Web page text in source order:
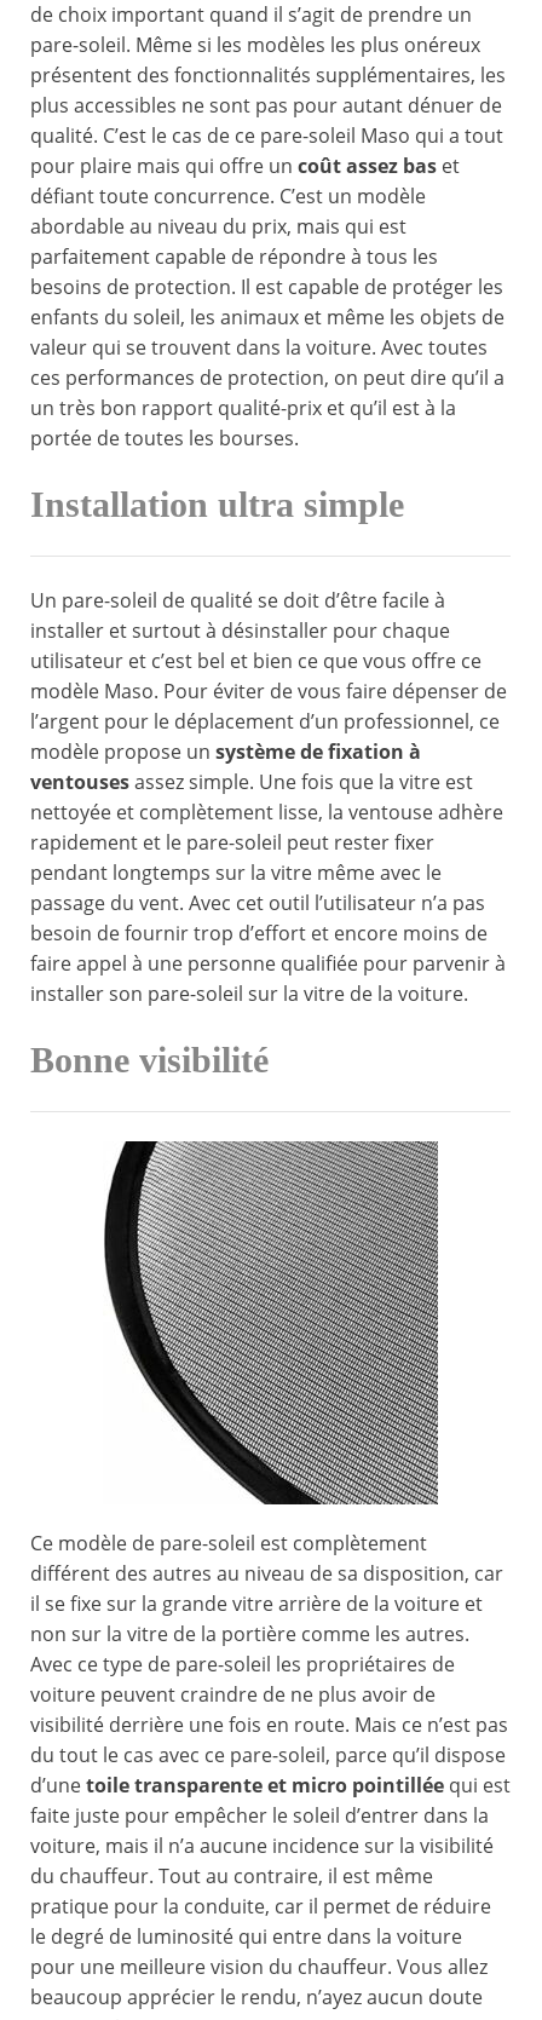
de choix important quand il s’agit de prendre un
pare-soleil. Même si les modèles les plus onéreux
présentent des fonctionnalités supplémentaires, les
plus accessibles ne sont pas pour autant dénuer de
qualité. C’est le cas de ce pare-soleil Maso qui a tout
pour plaire mais qui offre un coût assez bas et
défiant toute concurrence. C’est un modèle
abordable au niveau du prix, mais qui est
parfaitement capable de répondre à tous les
besoins de protection. Il est capable de protéger les
enfants du soleil, les animaux et même les objets de
valeur qui se trouvent dans la voiture. Avec toutes
ces performances de protection, on peut dire qu’il a
un très bon rapport qualité-prix et qu’il est à la
portée de toutes les bourses.
Installation ultra simple
Un pare-soleil de qualité se doit d’être facile à
installer et surtout à désinstaller pour chaque
utilisateur et c’est bel et bien ce que vous offre ce
modèle Maso. Pour éviter de vous faire dépenser de
l’argent pour le déplacement d’un professionnel, ce
modèle propose un système de fixation à
ventousesassez simple. Une fois que la vitre est
nettoyée et complètement lisse, la ventouse adhère
rapidement et le pare-soleil peut rester fixer
pendant longtemps sur la vitre même avec le
passage du vent. Avec cet outil l’utilisateur n’a pas
besoin de fournir trop d’effort et encore moins de
faire appel à une personne qualifiée pour parvenir à
installer son pare-soleil sur la vitre de la voiture.
Bonne visibilité
Ce modèle de pare-soleil est complètement
différent des autres au niveau de sa disposition, car
il se fixe sur la grande vitre arrière de la voiture et
non sur la vitre de la portière comme les autres.
Avec ce type de pare-soleil les propriétaires de
voiture peuvent craindre de ne plus avoir de
visibilité derrière une fois en route. Mais ce n’est pas
du tout le cas avec ce pare-soleil, parce qu’il dispose
d’unetoile transparente et micro pointillée qui est
faite juste pour empêcher le soleil d’entrer dans la
voiture, mais il n’a aucune incidence sur la visibilité
du chauffeur. Tout au contraire, il est même
pratique pour la conduite, car il permet de réduire
le degré de luminosité qui entre dans la voiture
pour une meilleure vision du chauffeur. Vous allez
beaucoup apprécier le rendu, n’ayez aucun doute